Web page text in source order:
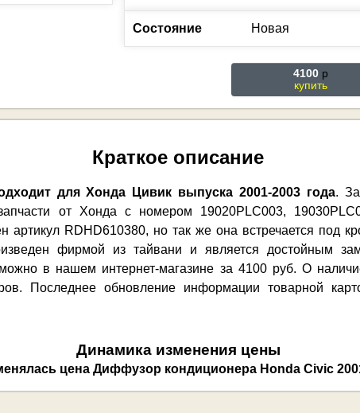
Состояние Новая
4100 p
купить
Краткое описание
для Хонда Цивик выпуска 2001-2003 года.
запчасти от Хонда с номером 19020PLC003,
артикул RDHD610380, но так же она встречается под
фирмой из тайвани и является достойным
в нашем интернет-магазине за 4100 руб. О
Последнее обновление информации товарной
Динамика изменения цены